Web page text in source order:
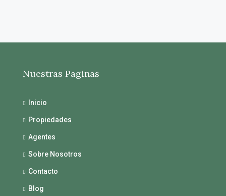
Nuestras Paginas
Inicio
Propiedades
Agentes
Sobre Nosotros
Contacto
Blog